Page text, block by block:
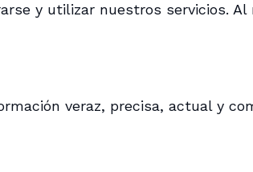
y utilizar nuestros servicios.
veraz, precisa, actual y